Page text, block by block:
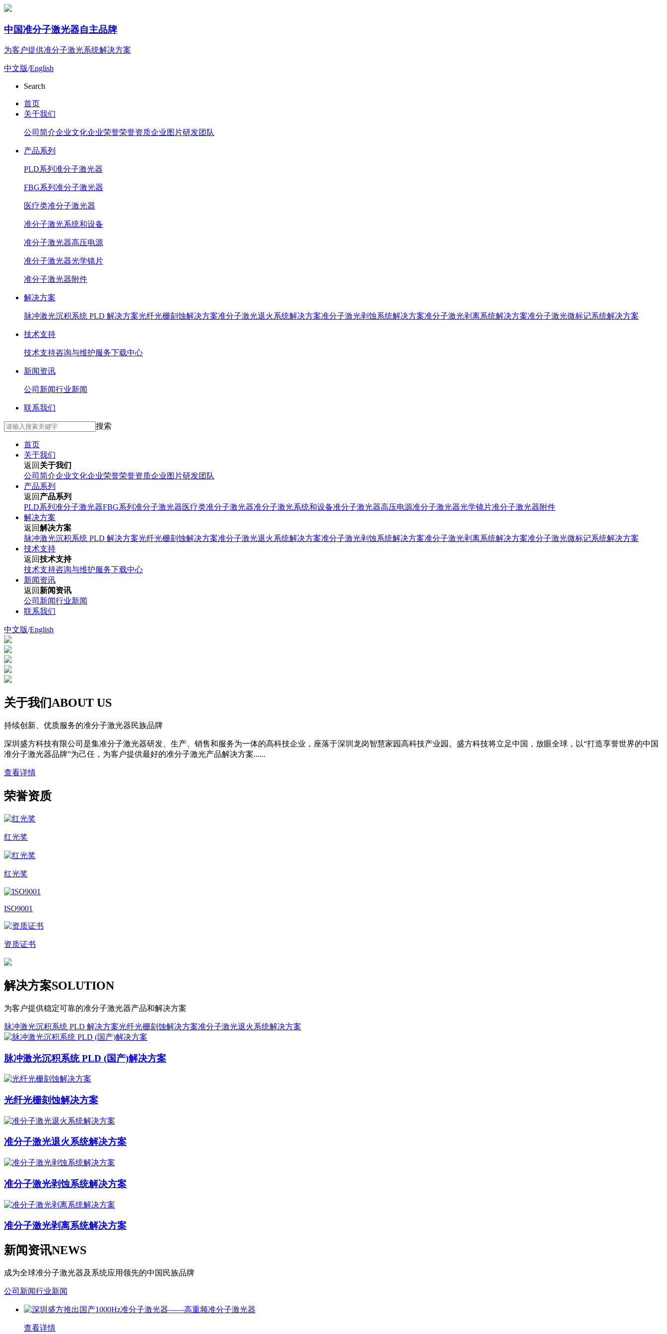
中国准分子激光器自主品牌
为客户提供准分子激光系统解决方案
中文版/English
Search
首页
关于我们
公司简介企业文化企业荣誉荣誉资质企业图片研发团队
产品系列
PLD系列准分子激光器
FBG系列准分子激光器
医疗类准分子激光器
准分子激光系统和设备
准分子激光器高压电源
准分子激光器光学镜片
准分子激光器附件
解决方案
脉冲激光沉积系统 PLD 解决方案光纤光栅刻蚀解决方案准分子激光退火系统解决方案准分子激光剥蚀系统解决方案准分子激光剥离系统解决方案准分子激光微标记系统解决方案
技术支持
技术支持咨询与维护服务下载中心
新闻资讯
公司新闻行业新闻
联系我们
搜索
首页
关于我们
返回 关于我们
公司简介企业文化企业荣誉荣誉资质企业图片研发团队
产品系列
返回 产品系列
PLD系列准分子激光器FBG系列准分子激光器医疗类准分子激光器准分子激光系统和设备准分子激光器高压电源准分子激光器光学镜片准分子激光器附件
解决方案
返回解决方案
脉冲激光沉积系统 PLD 解决方案光纤光栅刻蚀解决方案准分子激光退火系统解决方案准分子激光剥蚀系统解决方案准分子激光剥离系统解决方案准分子激光微标记系统解决方案
技术支持
返回技术支持
技术支持咨询与维护服务下载中心
新闻资讯
返回新闻资讯
公司新闻行业新闻
联系我们
中文版/English
关于我们ABOUT US
持续创新、优质服务的准分子激光器民族品牌
深圳盛方科技有限公司是集准分子激光器研发、生产、销售和服务为一体的高科技企业，座落于深圳龙岗智慧家园高科技产业园。盛方科技将立足中国，放眼全球，以“打造享誉世界的中国
准分子激光器品牌”为己任，为客户提供最好的准分子激光产品解决方案......
查看详情
荣誉资质
红光奖
红光奖
ISO9001
资质证书
解决方案SOLUTION
为客户提供稳定可靠的准分子激光器产品和解决方案
脉冲激光沉积系统 PLD 解决方案光纤光栅刻蚀解决方案准分子激光退火系统解决方案
脉冲激光沉积系统 PLD (国产)解决方案
光纤光栅刻蚀解决方案
准分子激光退火系统解决方案
准分子激光剥蚀系统解决方案
准分子激光剥离系统解决方案
新闻资讯NEWS
成为全球准分子激光器及系统应用领先的中国民族品牌
公司新闻行业新闻
查看详情